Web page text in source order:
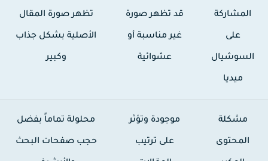
المشاركة
على
السوشيال
ميديا
قد تظهر صورة
غير مناسبة أو
عشوائية
تظهر صورة المقال
الأصلية بشكل جذاب
وكبير
مشكلة
المحتوى
موجودة وتؤثر
على ترتيب
محلولة تماماً بفضل
حجب صفحات البحث